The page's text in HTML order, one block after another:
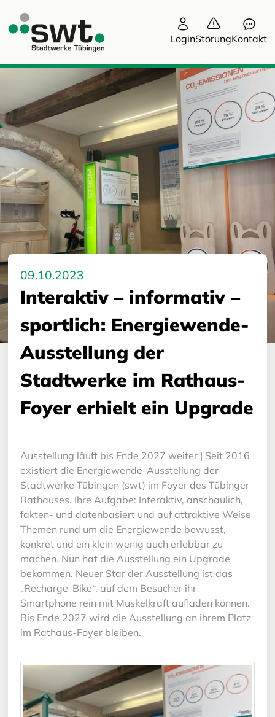
LoginStörungKontakt
09.10.2023
Interaktiv – informativ –
sportlich: Energiewende-
Ausstellung der
Stadtwerke im Rathaus-
Foyer erhielt ein Upgrade
Ausstellung läuft bis Ende 2027 weiter | Seit 2016
existiert die Energiewende-Ausstellung der
Stadtwerke Tübingen (swt) im Foyer des Tübinger
Rathauses. Ihre Aufgabe: Interaktiv, anschaulich,
fakten- und datenbasiert und auf attraktive Weise
Themen rund um die Energiewende bewusst,
konkret und ein klein wenig auch erlebbar zu
machen. Nun hat die Ausstellung ein Upgrade
bekommen. Neuer Star der Ausstellung ist das
„Recharge-Bike“, auf dem Besucher ihr
Smartphone rein mit Muskelkraft aufladen können.
Bis Ende 2027 wird die Ausstellung an ihrem Platz
im Rathaus-Foyer bleiben.